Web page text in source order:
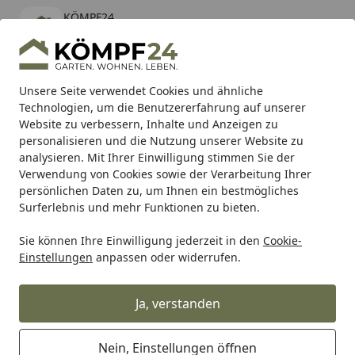
Unsere Seite verwendet Cookies und ähnliche
Technologien, um die Benutzererfahrung auf unserer
Website zu verbessern, Inhalte und Anzeigen zu
personalisieren und die Nutzung unserer Website zu
analysieren. Mit Ihrer Einwilligung stimmen Sie der
Verwendung von Cookies sowie der Verarbeitung Ihrer
persönlichen Daten zu, um Ihnen ein bestmögliches
Surferlebnis und mehr Funktionen zu bieten.
Sie können Ihre Einwilligung jederzeit in den Cookie-
Einstellungen anpassen oder widerrufen.
Ja, verstanden
Nein, Einstellungen öffnen
KÖMPF24
kostenlos - Im App Store
Hotline
Alle Produkte
Mein Konto
Suchen
Karibu Pools inkl. gratis Sandfilteranlage & Pool-
Starterset (Gesamtwert bis 468,99€)
Startseite
Grill Weber Firebox Summit 420 (64846)
Weber Firebox Summit 420 (64846)